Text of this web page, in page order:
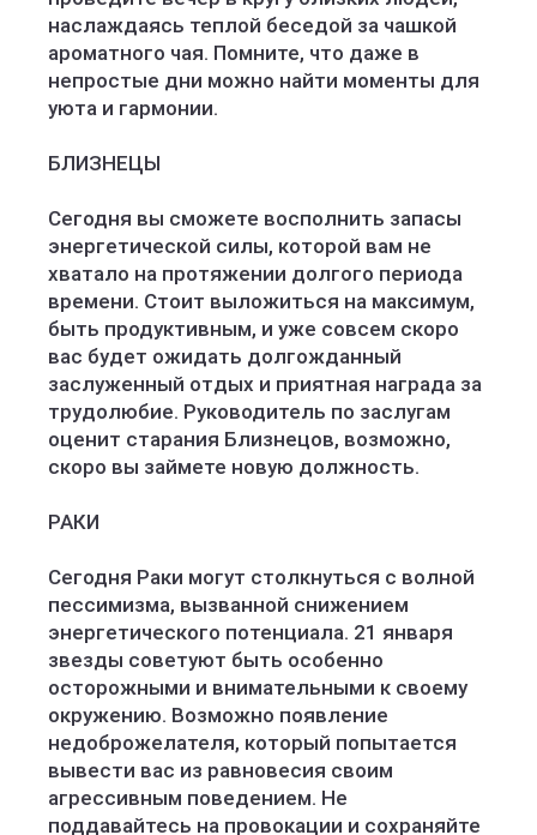
наслаждаясь теплой беседой за чашкой
ароматного чая. Помните, что даже в
непростые дни можно найти моменты для
уюта и гармонии.
БЛИЗНЕЦЫ
Сегодня вы сможете восполнить запасы
энергетической силы, которой вам не
хватало на протяжении долгого периода
времени. Стоит выложиться на максимум,
быть продуктивным, и уже совсем скоро
вас будет ожидать долгожданный
заслуженный отдых и приятная награда за
трудолюбие. Руководитель по заслугам
оценит старания Близнецов, возможно,
скоро вы займете новую должность.
РАКИ
Сегодня Раки могут столкнуться с волной
пессимизма, вызванной снижением
энергетического потенциала. 21 января
звезды советуют быть особенно
осторожными и внимательными к своему
окружению. Возможно появление
недоброжелателя, который попытается
вывести вас из равновесия своим
агрессивным поведением. Не
поддавайтесь на провокации и сохраняйте